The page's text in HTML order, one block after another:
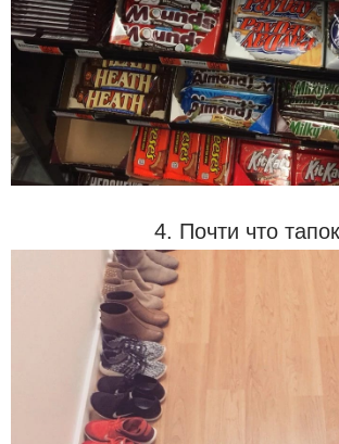
4. Почти что тапок